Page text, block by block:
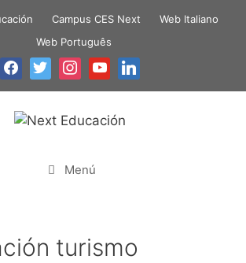
Campus CES Next
Web Italiano
Web Português
Menú
turismo